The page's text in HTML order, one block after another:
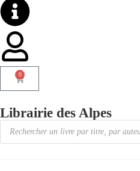
0
Librairie des Alpes